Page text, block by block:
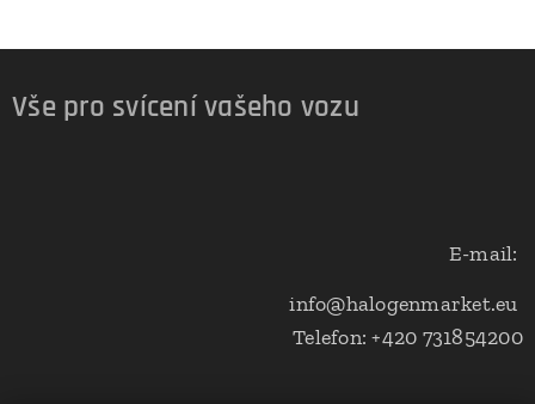
Vše pro svícení vašeho vozu
E-mail:
info@halogenmarket.eu
Telefon: +420 731854200